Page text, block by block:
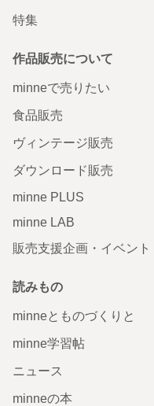
特集
作品販売について
minneで売りたい
食品販売
ヴィンテージ販売
ダウンロード販売
minne PLUS
minne LAB
販売支援企画・イベント
読みもの
minneとものづくりと
minne学習帖
ニュース
minneの本